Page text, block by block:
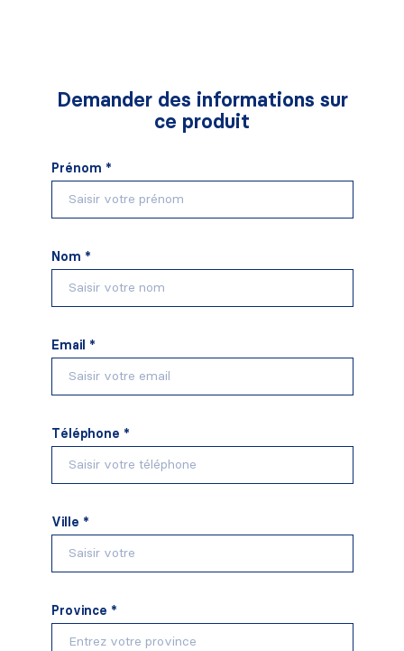
Demander des informations sur
ce produit
Prénom *
Nom *
Email *
Téléphone *
Ville *
Province *